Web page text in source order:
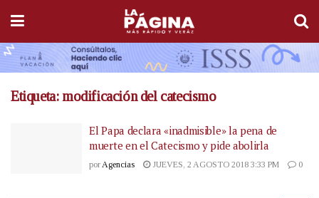
Etiqueta:modificación del catecismo
El Papa declara «inadmisible» la pena de
muerte en el Catecismo y pide abolirla
por Agencias JUEVES, 2 AGOSTO 2018 3:33 PM 0